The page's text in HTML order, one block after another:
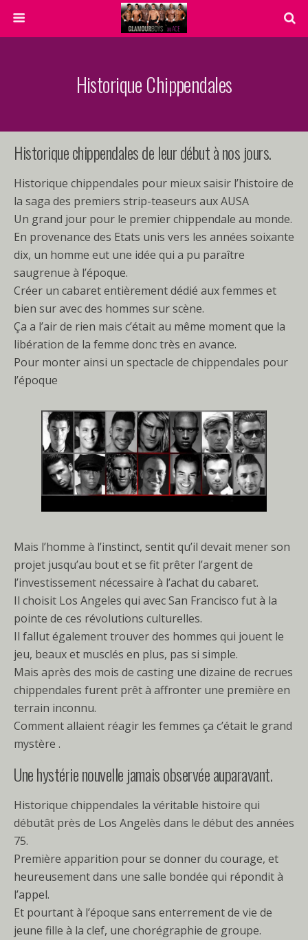
Historique Chippendales
Historique chippendales de leur début à nos jours.
Historique chippendales pour mieux saisir l’histoire de
la saga des premiers strip-teaseurs aux AUSA
Un grand jour pour le premier chippendale au monde.
En provenance des Etats unis vers les années soixante
dix, un homme eut une idée qui a pu paraître
saugrenue à l’époque.
Créer un cabaret entièrement dédié aux femmes et
bien sur avec des hommes sur scène.
Ça a l’air de rien mais c’était au même moment que la
libération de la femme donc très en avance.
Pour monter ainsi un spectacle de chippendales pour
l’époque
Mais l’homme à l’instinct, sentit qu’il devait mener son
projet jusqu’au bout et se fit prêter l’argent de
l’investissement nécessaire à l’achat du cabaret.
Il choisit Los Angeles qui avec San Francisco fut à la
pointe de ces révolutions culturelles.
Il fallut également trouver des hommes qui jouent le
jeu, beaux et musclés en plus, pas si simple.
Mais après des mois de casting une dizaine de recrues
chippendales furent prêt à affronter une première en
terrain inconnu.
Comment allaient réagir les femmes ça c’était le grand
mystère .
Une hystérie nouvelle jamais observée auparavant.
Historique chippendales la véritable histoire qui
débutât près de Los Angelès dans le début des années
75.
Première apparition pour se donner du courage, et
heureusement dans une salle bondée qui répondit à
l’appel.
Et pourtant à l’époque sans enterrement de vie de
jeune fille à la clef, une chorégraphie de groupe.